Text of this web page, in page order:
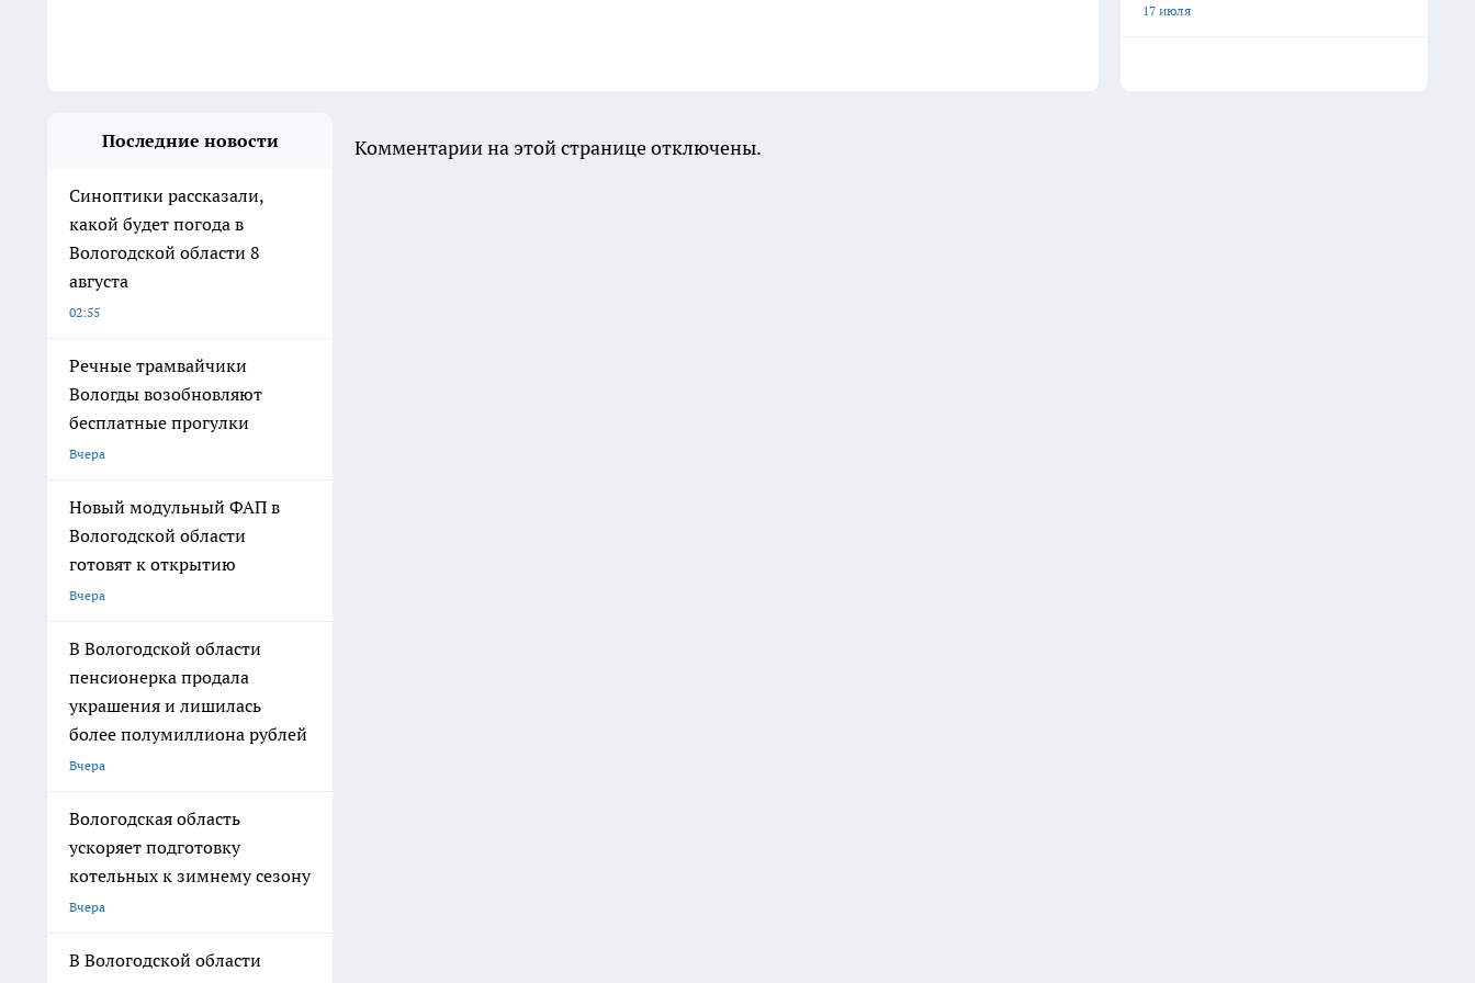
17 июля
Последние новости
Синоптики рассказали,
какой будет погода в
Вологодской области 8
августа
02:55
Речные трамвайчики
Вологды возобновляют
бесплатные прогулки
Вчера
Новый модульный ФАП в
Вологодской области
готовят к открытию
Вчера
В Вологодской области
пенсионерка продала
украшения и лишилась
более полумиллиона рублей
Вчера
Вологодская область
ускоряет подготовку
котельных к зимнему сезону
Вчера
В Вологодской области
Комментарии на этой странице отключены.